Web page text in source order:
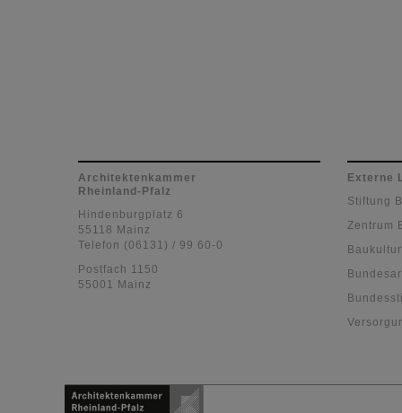
Architektenkammer
Rheinland-Pfalz
Hindenburgplatz 6
55118 Mainz
Telefon (06131) / 99 60-0
Postfach 1150
55001 Mainz
Externe
Stiftung
Zentrum